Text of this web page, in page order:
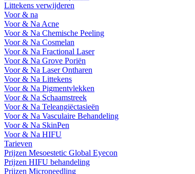
Littekens verwijderen
Voor & na
Voor & Na Acne
Voor & Na Chemische Peeling
Voor & Na Cosmelan
Voor & Na Fractional Laser
Voor & Na Grove Poriën
Voor & Na Laser Ontharen
Voor & Na Littekens
Voor & Na Pigmentvlekken
Voor & Na Schaamstreek
Voor & Na Teleangiëctasieën
Voor & Na Vasculaire Behandeling
Voor & Na SkinPen
Voor & Na HIFU
Tarieven
Prijzen Mesoestetic Global Eyecon
Prijzen HIFU behandeling
Prijzen Microneedling